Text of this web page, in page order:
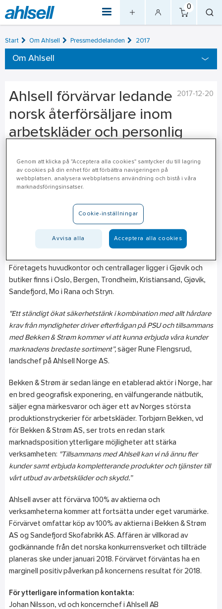
0
Start Om Ahlsell Pressmeddelanden 2017
Om Ahlsell
2017-12-20
Ahlsell förvärvar ledande
norsk återförsäljare inom
arbetskläder och personlig
Ahlsell Norge AS har tecknat avtal om att förvärva Bekken &
Strøm AS (Bekken & Strøm), en ledande norsk återförsäljare
Företaget omsätter årligen cirka 400 MNOK och har ca 160
Bekken & Strøm är en av Norges största återförsäljare inom
Företagets huvudkontor och centrallager ligger i Gjøvik och
butiker finns i Oslo, Bergen, Trondheim, Kristiansand, Gjøvik,
Sandefjord, Mo i Rana och Stryn.
"Ett ständigt ökat säkerhetstänk i kombination med allt hårdare
krav från myndigheter driver efterfrågan på PSU och tillsammans
med Bekken & Strøm kommer vi att kunna erbjuda våra kunder
marknadens bredaste sortiment”, säger Rune Flengsrud,
landschef på Ahlsell Norge AS.
Bekken & Strøm är sedan länge en etablerad aktör i Norge, har
en bred geografisk exponering, en välfungerande nätbutik,
säljer egna märkesvaror och äger ett av Norges största
produktionstryckerier för arbetskläder. Torbjørn Bekken, vd
för Bekken & Strøm AS, ser trots en redan stark
marknadsposition ytterligare möjligheter att stärka
verksamheten: "Tillsammans med Ahlsell kan vi nå ännu fler
kunder samt erbjuda kompletterande produkter och tjänster till
vårt utbud av arbetskläder och skydd.”
Ahlsell avser att förvärva 100% av aktierna och
verksamheterna kommer att fortsätta under eget varumärke.
Förvärvet omfattar köp av 100% av aktierna i Bekken & Strøm
AS og Sandefjord Skofabrikk AS. Affären är villkorad av
godkännande från det norska konkurrensverket och tillträde
planeras ske under januari 2018. Förvärvet förväntas ha en
marginell positiv påverkan på koncernens resultat för 2018.
För ytterligare information kontakta:
Johan Nilsson, vd och koncernchef i Ahlsell AB
Genom att klicka på "Acceptera alla cookies" samtycker du till lagring
av cookies på din enhet för att förbättra navigeringen på
webbplatsen, analysera webbplatsens användning och bistå i våra
marknadsföringsinsatser.
Cookie-inställningar
Avvisa alla Acceptera alla cookies